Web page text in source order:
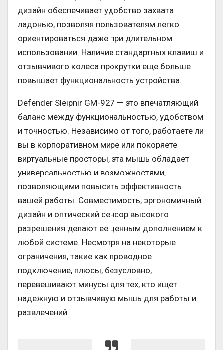
дизайн обеспечивает удобство захвата
ладонью, позволяя пользователям легко
ориентироваться даже при длительном
использовании. Наличие стандартных клавиш и
отзывчивого колеса прокрутки еще больше
повышает функциональность устройства.
Defender Sleipnir GM-927 — это впечатляющий
баланс между функциональностью, удобством
и точностью. Независимо от того, работаете ли
вы в корпоративном мире или покоряете
виртуальные просторы, эта мышь обладает
универсальностью и возможностями,
позволяющими повысить эффективность
вашей работы. Совместимость, эргономичный
дизайн и оптический сенсор высокого
разрешения делают ее ценным дополнением к
любой системе. Несмотря на некоторые
ограничения, такие как проводное
подключение, плюсы, безусловно,
перевешивают минусы для тех, кто ищет
надежную и отзывчивую мышь для работы и
развлечений.